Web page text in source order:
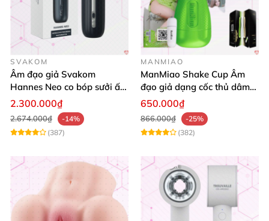
SVAKOM
Âm đạo giả Svakom
Hannes Neo co bóp sưởi ấm
siêu mềm điều khiển app
2.300.000₫
2.674.000₫
-14%
(387)
MANMIAO
ManMiao Shake Cup Âm
đạo giả dạng cốc thủ dâm
nhỏ gọn mềm như thật
650.000₫
866.000₫
-25%
(382)